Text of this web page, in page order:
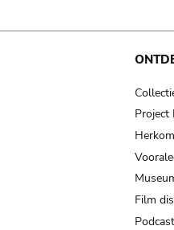
Project
Film